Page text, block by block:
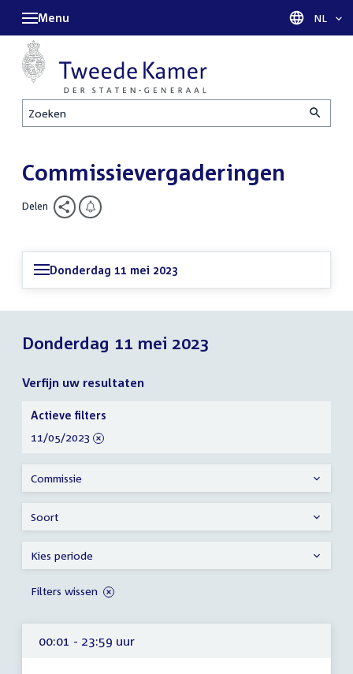
Zoeken
Menu Taal
NL
Commissievergaderingen
Delen
Donderdag 11 mei 2023
Donderdag 11 mei 2023
Verfijn uw resultaten
00:01 - 23:59 uur
Verfijn
uw
resultaten
Actieve filters
verwijder
11/05/2023
Commissie
Soort
Kies periode
Filters wissen